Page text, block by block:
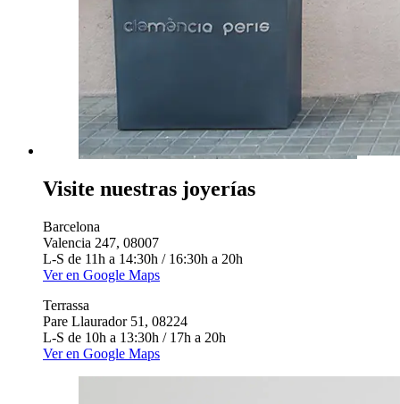
Visite nuestras joyerías
Barcelona
Valencia 247, 08007
L-S de 11h a 14:30h / 16:30h a 20h
Ver en Google Maps
Terrassa
Pare Llaurador 51, 08224
L-S de 10h a 13:30h / 17h a 20h
Ver en Google Maps